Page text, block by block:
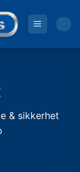
& sikkerhet